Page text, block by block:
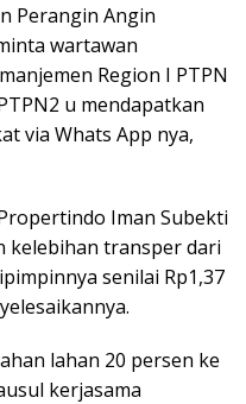
Perangin Angin
wartawan
Region I PTPN
u mendapatkan
via Whats App nya,
Iman Subekti
kelebihan transper dari
senilai Rp1,37
lahan 20 persen ke
kerjasama